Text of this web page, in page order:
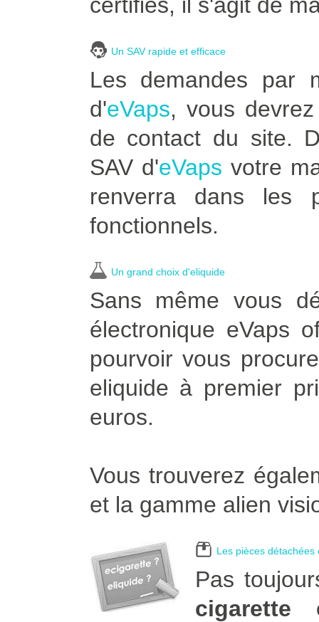
Un SAV rapide et efficace
Les demandes par
d'eVaps, vous
de contact du site.
SAV d'eVaps votre
renverra dans les
fonctionnels.
Un grand choix d'eliquide
Sans même vous
électronique eVaps
pourvoir vous
eliquide à premier
euros.
Vous trouverez
et la gamme alien
Les pièces détachées
Pas
cigarette